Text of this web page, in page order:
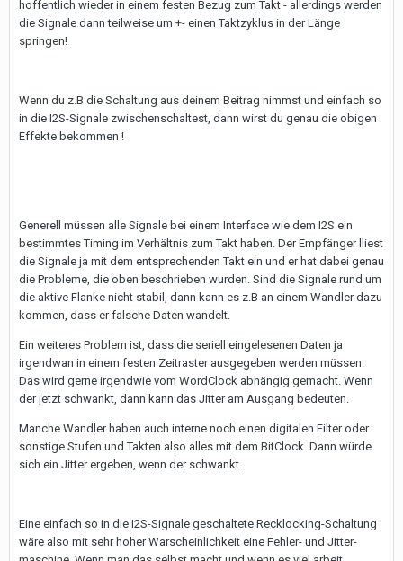
hoffentlich wieder in einem festen Bezug zum Takt - allerdings werden
die Signale dann teilweise um +- einen Taktzyklus in der Länge
springen!
Wenn du z.B die Schaltung aus deinem Beitrag nimmst und einfach so
in die I2S-Signale zwischenschaltest, dann wirst du genau die obigen
Effekte bekommen !
Generell müssen alle Signale bei einem Interface wie dem I2S ein
bestimmtes Timing im Verhältnis zum Takt haben. Der Empfänger lliest
die Signale ja mit dem entsprechenden Takt ein und er hat dabei genau
die Probleme, die oben beschrieben wurden. Sind die Signale rund um
die aktive Flanke nicht stabil, dann kann es z.B an einem Wandler dazu
kommen, dass er falsche Daten wandelt.
Ein weiteres Problem ist, dass die seriell eingelesenen Daten ja
irgendwan in einem festen Zeitraster ausgegeben werden müssen.
Das wird gerne irgendwie vom WordClock abhängig gemacht. Wenn
der jetzt schwankt, dann kann das Jitter am Ausgang bedeuten.
Manche Wandler haben auch interne noch einen digitalen Filter oder
sonstige Stufen und Takten also alles mit dem BitClock. Dann würde
sich ein Jitter ergeben, wenn der schwankt.
Eine einfach so in die I2S-Signale geschaltete Recklocking-Schaltung
wäre also mit sehr hoher Warscheinlichkeit eine Fehler- und Jitter-